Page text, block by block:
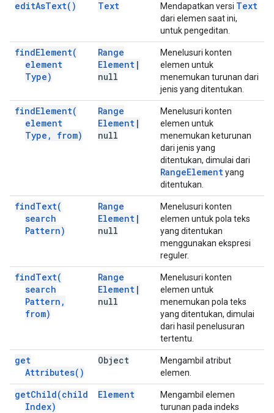
editAsText( ) Text Mendapatkan versi Text
dari elemen saat ini,
untuk pengeditan.
findElement(
element
Type)
Range
Element |
null
Menelusuri konten
elemen untuk
menemukan turunan dari
jenis yang ditentukan.
findElement(
element
Type , from)
Range
Element |
null
Menelusuri konten
elemen untuk
menemukan keturunan
dari jenis yang
ditentukan, dimulai dari
RangeElementyang
ditentukan.
findText(
search
Pattern)
Range
Element |
null
Menelusuri konten
elemen untuk pola teks
yang ditentukan
menggunakan ekspresi
reguler.
findText(
search
Pattern ,
from)
Range
Element |
null
Menelusuri konten
elemen untuk
menemukan pola teks
yang ditentukan, dimulai
dari hasil penelusuran
tertentu.
get
Attributes( )
Object
Mengambil atribut
elemen.
getChild(child
Index)
Element
Mengambil elemen
turunan pada indeks